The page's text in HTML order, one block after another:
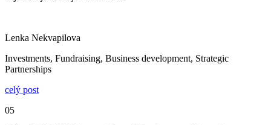
Lenka Nekvapilova
Investments, Fundraising, Business development, Strategic
Partnerships
celý post
05